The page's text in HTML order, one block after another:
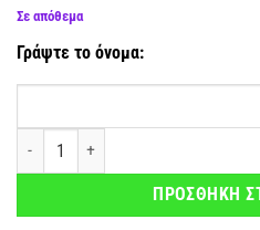
Σε απόθεμα
Γράψτε το όνομα:
Σετ λαμπάδες για Μαμά & Παιδί «
ΠΡΟΣΘΗΚΗ